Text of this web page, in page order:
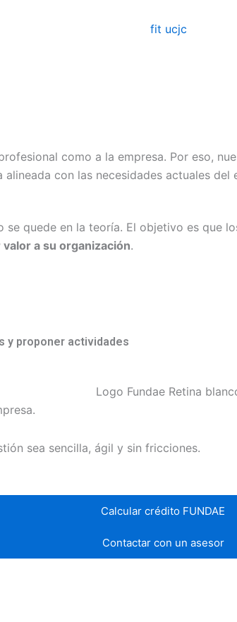
como a la empresa. Por eso,
con las necesidades actuales del
quede en la teoría. El objetivo es que
a su organización.
y proponer actividades
sea sencilla, ágil y sin fricciones.
Calcular crédito FUNDAE
Contactar con un asesor